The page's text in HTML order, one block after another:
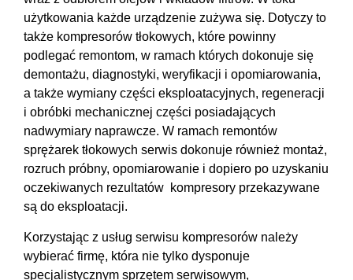
użytkowania każde urządzenie zużywa się. Dotyczy to
także kompresorów tłokowych, które powinny
podlegać remontom, w ramach których dokonuje się
demontażu, diagnostyki, weryfikacji i opomiarowania,
a także wymiany części eksploatacyjnych, regeneracji
i obróbki mechanicznej części posiadających
nadwymiary naprawcze. W ramach remontów
sprężarek tłokowych serwis dokonuje również montaż,
rozruch próbny, opomiarowanie i dopiero po uzyskaniu
oczekiwanych rezultatów kompresory przekazywane
są do eksploatacji.
Korzystając z usług serwisu kompresorów należy
wybierać firmę, która nie tylko dysponuje
specjalistycznym sprzętem serwisowym,